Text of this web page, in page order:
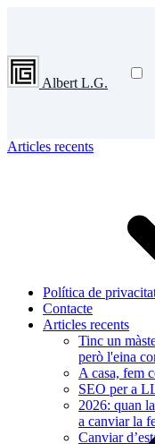
Albert L.G.
Política de
Contacte
Articles recents
Tinc un
però l'eina
A casa, fem
SEO per a
2026: quan
a canviar la
Canviar
Articles recents